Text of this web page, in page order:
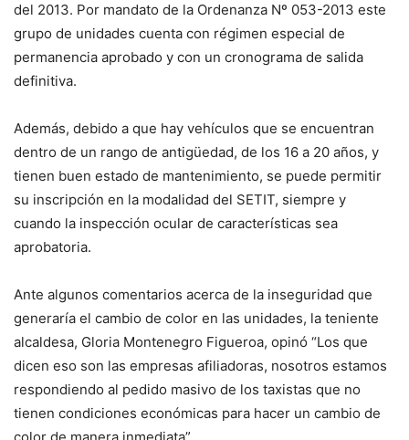
del 2013. Por mandato de la Ordenanza Nº 053-2013 este
grupo de unidades cuenta con régimen especial de
permanencia aprobado y con un cronograma de salida
definitiva.
Además, debido a que hay vehículos que se encuentran
dentro de un rango de antigüedad, de los 16 a 20 años, y
tienen buen estado de mantenimiento, se puede permitir
su inscripción en la modalidad del SETIT, siempre y
cuando la inspección ocular de características sea
aprobatoria.
Ante algunos comentarios acerca de la inseguridad que
generaría el cambio de color en las unidades, la teniente
alcaldesa, Gloria Montenegro Figueroa, opinó “Los que
dicen eso son las empresas afiliadoras, nosotros estamos
respondiendo al pedido masivo de los taxistas que no
tienen condiciones económicas para hacer un cambio de